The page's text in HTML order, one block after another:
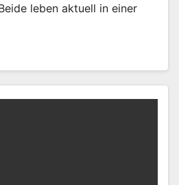
leben aktuell in einer